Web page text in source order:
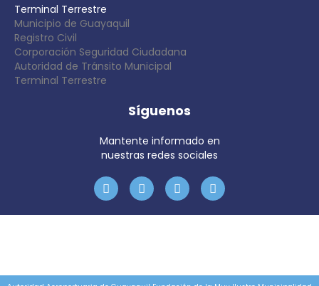
Terminal Terrestre
Municipio de Guayaquil
Registro Civil
Corporación Seguridad Ciudadana
Autoridad de Tránsito Municipal
Terminal Terrestre
Síguenos
Mantente informado en
nuestras redes sociales